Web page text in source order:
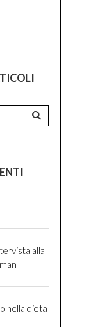
alla
nella dieta